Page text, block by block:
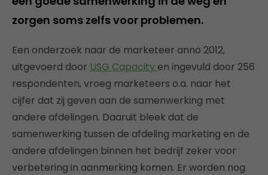
zorgen soms zelfs voor problemen.
Een onderzoek naar de marketeer anno 2012,
uitgevoerd door USG Capacity en ingevuld door 256
respondenten, vroeg marketeers o.a. naar het
cijfer dat zij geven aan de samenwerking met
andere afdelingen. Daaruit bleek dat de
samenwerking tussen de afdeling marketing en de
andere afdelingen binnen het bedrijf zeker voor
verbetering in aanmerking komen. Er worden nog